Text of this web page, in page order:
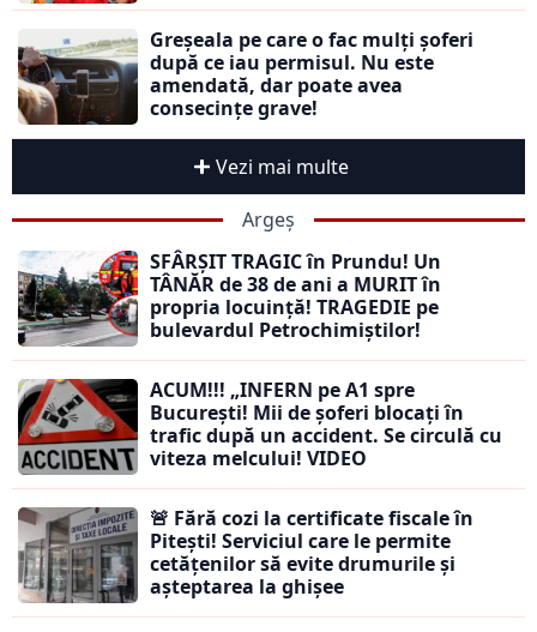
Greșeala pe care o fac mulți șoferi
după ce iau permisul. Nu este
amendată, dar poate avea
consecințe grave!
Vezi mai multe
Argeș
SFÂRȘIT TRAGIC în Prundu! Un
TÂNĂR de 38 de ani a MURIT în
propria locuință! TRAGEDIE pe
bulevardul Petrochimiștilor!
ACUM!!! „INFERN pe A1 spre
București! Mii de șoferi blocați în
trafic după un accident. Se circulă cu
viteza melcului! VIDEO
🚨 Fără cozi la certificate fiscale în
Pitești! Serviciul care le permite
cetățenilor să evite drumurile și
așteptarea la ghișee